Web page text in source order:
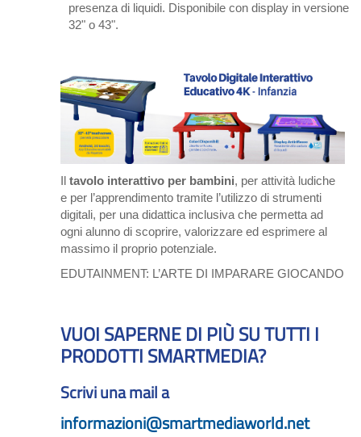
presenza di liquidi. Disponibile con display in versione
32" o 43".
Il tavolo interattivo per bambini, per attività ludiche
e per l’apprendimento tramite l’utilizzo di strumenti
digitali, per una didattica inclusiva che permetta ad
ogni alunno di scoprire, valorizzare ed esprimere al
massimo il proprio potenziale.
EDUTAINMENT: L’ARTE DI IMPARARE GIOCANDO
VUOI SAPERNE DI PIÙ SU TUTTI I
PRODOTTI SMARTMEDIA?
Scrivi una mail a
informazioni@smartmediaworld.net